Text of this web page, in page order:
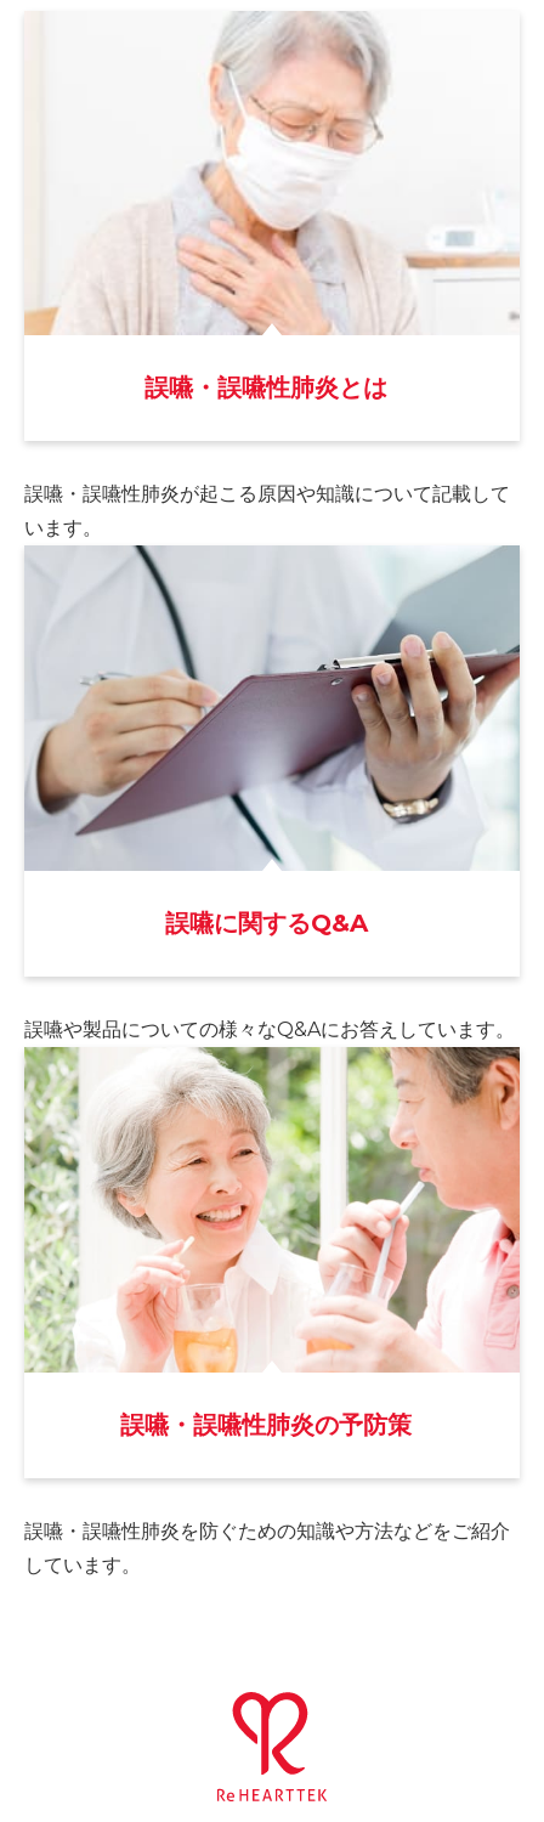
誤嚥・誤嚥性肺炎とは
誤嚥・誤嚥性肺炎が起こる原因や知識について記載して
います。
誤嚥に関するQ&A
誤嚥や製品についての様々なQ&Aにお答えしています。
誤嚥・誤嚥性肺炎の予防策
誤嚥・誤嚥性肺炎を防ぐための知識や方法などをご紹介
しています。